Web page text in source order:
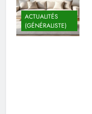
ACTUALITÉS
(GÉNÉRALISTE)